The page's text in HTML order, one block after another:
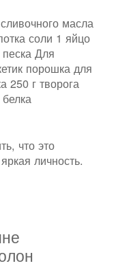
масла
соли 1 яйцо
песка Для
порошка для
250 г творога
что это
личность.